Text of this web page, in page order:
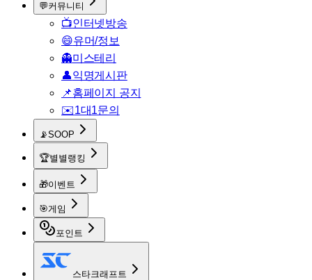
💬커뮤니티
📺인터넷방송
😄유머/정보
👻미스테리
👤익명게시판
📌홈페이지 공지
✉️1대1문의
📡SOOP
🏆별별랭킹
🎁이벤트
🎯게임
포인트
스타크래프트